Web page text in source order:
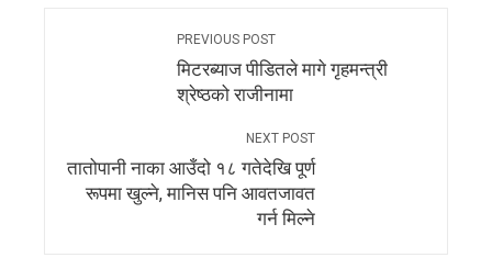
PREVIOUS POST
मिटरब्याज पीडितले मागे गृहमन्त्री
श्रेष्ठको राजीनामा
NEXT POST
तातोपानी नाका आउँदो १८ गतेदेखि पूर्ण
रूपमा खुल्ने, मानिस पनि आवतजावत
गर्न मिल्ने